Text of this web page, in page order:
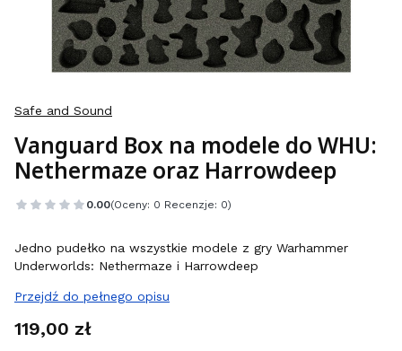
Safe and Sound
Vanguard Box na modele do WHU:
Nethermaze oraz Harrowdeep
0.00(Oceny: 0 Recenzje: 0)
Jedno pudełko na wszystkie modele z gry Warhammer
Underworlds: Nethermaze i Harrowdeep
Przejdź do pełnego opisu
Cena
119,00 zł